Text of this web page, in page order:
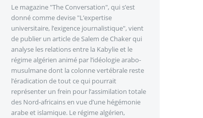
Le magazine "The Conversation", qui s’est
donné comme devise "L’expertise
universitaire, l’exigence journalistique", vient
de publier un article de Salem de Chaker qui
analyse les relations entre la Kabylie et le
régime algérien animé par l’idéologie arabo-
musulmane dont la colonne vertébrale reste
l’éradication de tout ce qui pourrait
représenter un frein pour l’assimilation totale
des Nord-africains en vue d’une hégémonie
arabe et islamique. Le régime algérien,